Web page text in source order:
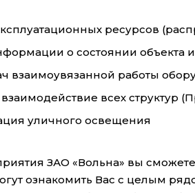
ресурсов
о состоянии объекта
взаимоувязанной работы
всех структур
уличного освещения
ЗАО «Вольна» вы
ознакомить Вас с целым